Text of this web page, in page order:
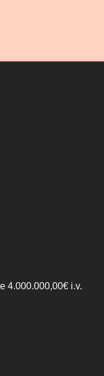
4.000.000,00€ i.v.